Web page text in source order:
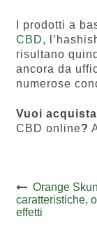
I prodotti a
CBD,
risultano
ancora da
numerose
Vuoi
CBD online?
articoli
Previous
post:
Orange
caratteristiche,
effetti